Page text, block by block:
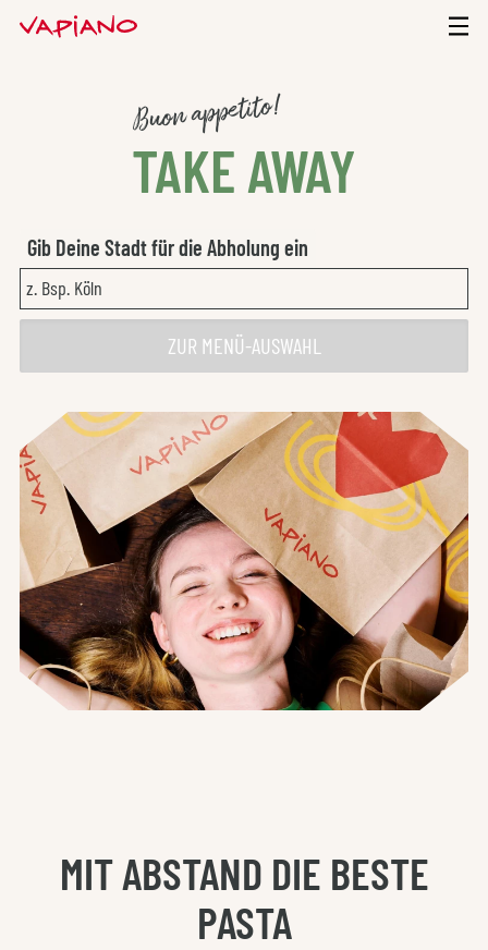
VAPIANO TAKE AWAY
Buon appetito!
TAKE AWAY
Gib Deine Stadt für die Abholung ein
z. Bsp. Köln
ZUR MENÜ-AUSWAHL
MIT ABSTAND DIE BESTE
PASTA